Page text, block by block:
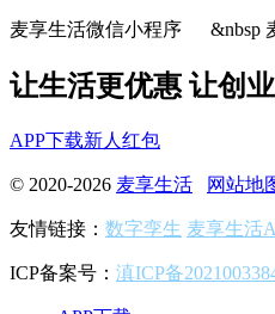
麦享生活微信小程序 &nbsp
让生活更优惠 让创
APP下载新人红包
© 2020-2026 麦享生活 网站地
友情链接： 数字孪生 麦享生活
ICP备案号： 滇ICP备